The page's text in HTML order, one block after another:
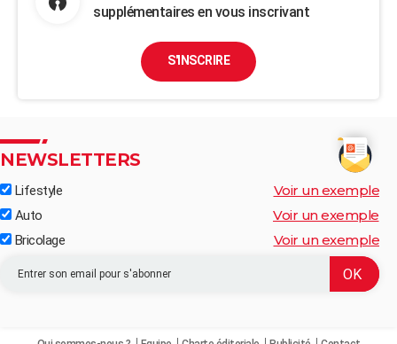
supplémentaires en vous inscrivant
S'INSCRIRE
NEWSLETTERS
Lifestyle Voir un exemple
Auto Voir un exemple
Bricolage Voir un exemple